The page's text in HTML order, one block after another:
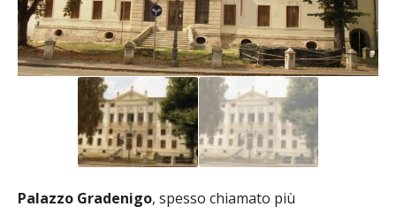
Palazzo Gradenigo, spesso chiamato più